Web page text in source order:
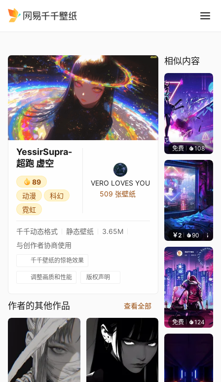
YessirSupra-
超跑 虚空
89
动漫
科幻
霓虹
VERO LOVES YOU
509 张壁纸
千千动态格式 静态壁纸
3.65M
与创作者协商使用
千千壁纸的惊艳效果
调整画质和性能 版权声明
作者的其他作品 查看全部
相似内容
免费 108Asuki
￥2 90 小皮球
免费 124鲨鲨啊